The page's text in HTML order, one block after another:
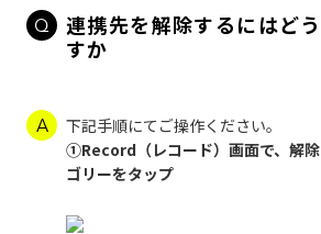
連携先を解除するにはど
すか
下記手順にてご操作ください。
①Record（レコード）画面で、解
ゴリーをタップ